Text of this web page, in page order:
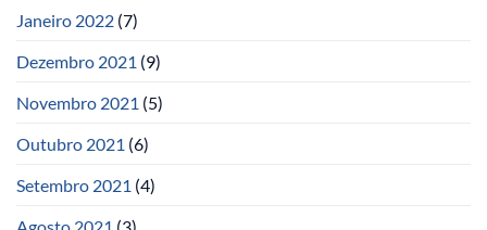
Janeiro 2022 (7)
Dezembro 2021 (9)
Novembro 2021 (5)
Outubro 2021 (6)
Setembro 2021 (4)